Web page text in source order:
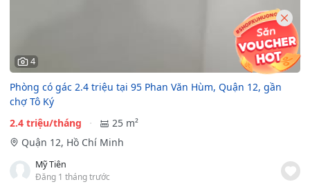
4
Phòng có gác 2.4 triệu tại 95 Phan Văn Hùm, Quận 12, gần
chợ Tô Ký
2.4 triệu/tháng
25 m²
Quận 12, Hồ Chí Minh
Mỹ Tiên
Đăng 1 tháng trước